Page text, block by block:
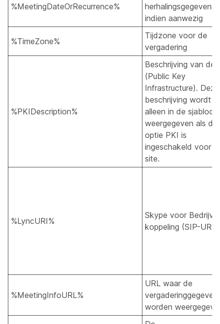
%MeetingDateOrRecurrence%
herhalingsgegevens,
indien aanwezig
%TimeZone%
Tijdzone voor de
vergadering
%PKIDescription%
Beschrijving van de
(Public Key
Infrastructure). Deze
beschrijving wordt
alleen in de sjabloon
weergegeven als de
optie PKI is
ingeschakeld voor
site.
%LyncURI%
Skype voor
koppeling (SIP-URI)
%MeetingInfoURL%
URL waar de
worden